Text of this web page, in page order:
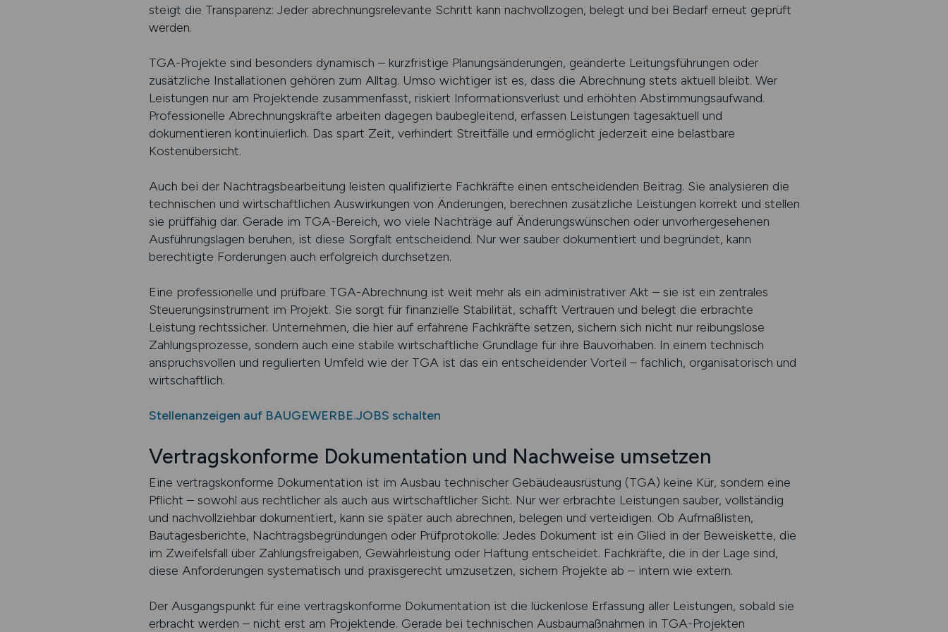
steigt die Transparenz: Jeder abrechnungsrelevante Schritt kann nachvollzogen, belegt und bei Bedarf erneut geprüft
werden.
TGA-Projekte sind besonders dynamisch – kurzfristige Planungsänderungen, geänderte Leitungsführungen oder
zusätzliche Installationen gehören zum Alltag. Umso wichtiger ist es, dass die Abrechnung stets aktuell bleibt. Wer
Leistungen nur am Projektende zusammenfasst, riskiert Informationsverlust und erhöhten Abstimmungsaufwand.
Professionelle Abrechnungskräfte arbeiten dagegen baubegleitend, erfassen Leistungen tagesaktuell und
dokumentieren kontinuierlich. Das spart Zeit, verhindert Streitfälle und ermöglicht jederzeit eine belastbare
Kostenübersicht.
Auch bei der Nachtragsbearbeitung leisten qualifizierte Fachkräfte einen entscheidenden Beitrag. Sie analysieren die
technischen und wirtschaftlichen Auswirkungen von Änderungen, berechnen zusätzliche Leistungen korrekt und stellen
sie prüffähig dar. Gerade im TGA-Bereich, wo viele Nachträge auf Änderungswünschen oder unvorhergesehenen
Ausführungslagen beruhen, ist diese Sorgfalt entscheidend. Nur wer sauber dokumentiert und begründet, kann
berechtigte Forderungen auch erfolgreich durchsetzen.
Eine professionelle und prüfbare TGA-Abrechnung ist weit mehr als ein administrativer Akt – sie ist ein zentrales
Steuerungsinstrument im Projekt. Sie sorgt für finanzielle Stabilität, schafft Vertrauen und belegt die erbrachte
Leistung rechtssicher. Unternehmen, die hier auf erfahrene Fachkräfte setzen, sichern sich nicht nur reibungslose
Zahlungsprozesse, sondern auch eine stabile wirtschaftliche Grundlage für ihre Bauvorhaben. In einem technisch
anspruchsvollen und regulierten Umfeld wie der TGA ist das ein entscheidender Vorteil – fachlich, organisatorisch und
wirtschaftlich.
Stellenanzeigen auf BAUGEWERBE.JOBS schalten
Vertragskonforme Dokumentation und Nachweise umsetzen
Eine vertragskonforme Dokumentation ist im Ausbau technischer Gebäudeausrüstung (TGA) keine Kür, sondern eine
Pflicht – sowohl aus rechtlicher als auch aus wirtschaftlicher Sicht. Nur wer erbrachte Leistungen sauber, vollständig
und nachvollziehbar dokumentiert, kann sie später auch abrechnen, belegen und verteidigen. Ob Aufmaßlisten,
Bautagesberichte, Nachtragsbegründungen oder Prüfprotokolle: Jedes Dokument ist ein Glied in der Beweiskette, die
im Zweifelsfall über Zahlungsfreigaben, Gewährleistung oder Haftung entscheidet. Fachkräfte, die in der Lage sind,
diese Anforderungen systematisch und praxisgerecht umzusetzen, sichern Projekte ab – intern wie extern.
Der Ausgangspunkt für eine vertragskonforme Dokumentation ist die lückenlose Erfassung aller Leistungen, sobald sie
erbracht werden – nicht erst am Projektende. Gerade bei technischen Ausbaumaßnahmen in TGA-Projekten